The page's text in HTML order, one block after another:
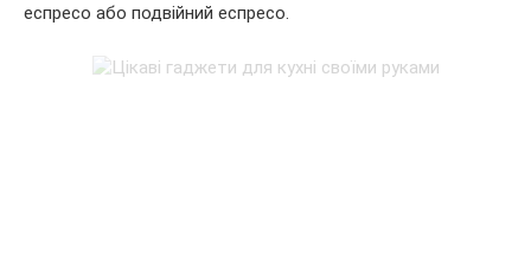
еспресо або подвійний еспресо.